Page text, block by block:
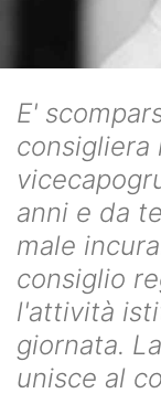
E'
consigliera
anni e da
male
consiglio
l'attività
giornata.
unisce al